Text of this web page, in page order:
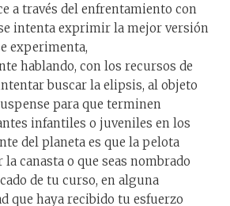
a través del enfrentamiento con
intenta exprimir la mejor versión
experimenta,
hablando, con los recursos de
buscar la elipsis, al objeto
para que terminen
infantiles o juveniles en los
del planeta es que la pelota
la canasta o que seas nombrado
de tu curso, en alguna
que haya recibido tu esfuerzo